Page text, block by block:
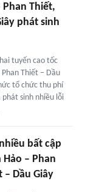
Thiết,
phát sinh
tuyến cao tốc
Thiết – Dầu
tổ chức thu phí
phát sinh nhiều lỗi
bất cập
– Phan
– Dầu Giây